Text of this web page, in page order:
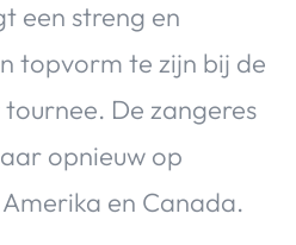
CHOICE
Gadgets
Huis & Tuin
Lifestyle
een streng en
topvorm te zijn bij de
De zangeres
opnieuw op
en Canada.